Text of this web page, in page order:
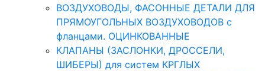
ВОЗДУХОВОДЫ, ФАСОННЫЕ ДЕТАЛИ ДЛЯ
ПРЯМОУГОЛЬНЫХ ВОЗДУХОВОДОВ с
фланцами. ОЦИНКОВАННЫЕ
КЛАПАНЫ (ЗАСЛОНКИ, ДРОССЕЛИ,
ШИБЕРЫ) для систем КРГЛЫХ